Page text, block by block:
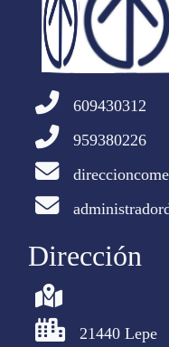
609430312
959380226
Dirección
21440 Lepe